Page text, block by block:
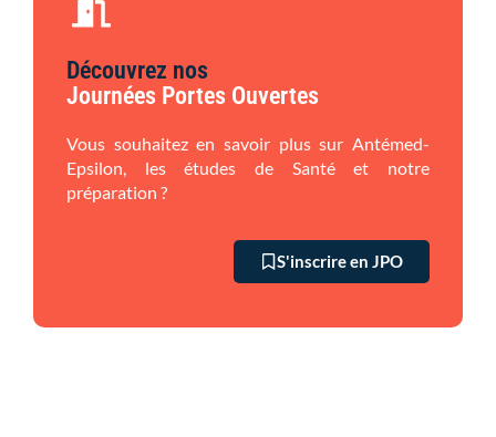
Découvrez nos
Journées Portes Ouvertes
Vous souhaitez en savoir plus sur Antémed-
Epsilon, les études de Santé et notre
préparation ?
S'inscrire en JPO